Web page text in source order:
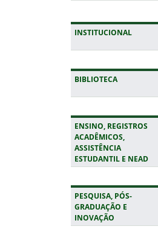
INSTITUCIONAL
BIBLIOTECA(EXPANDIR
ENSINO, REGISTROS
ACADÊMICOS,
ASSISTÊNCIA
ESTUDANTIL E NEAD
PESQUISA, PÓS-
GRADUAÇÃO E
INOVAÇÃO (EXPANDIR